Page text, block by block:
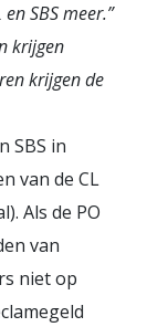
SBS meer.”
krijgen
krijgen de
SBS in
van de CL
Als de PO
van
niet op